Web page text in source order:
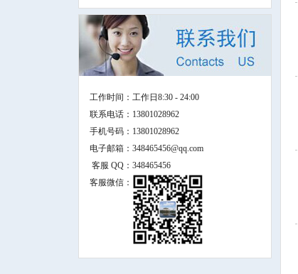
工作时间： 工作日8:30 - 24:00
联系电话： 13801028962
手机号码： 13801028962
电子邮箱： 348465456@qq.com
客服 QQ： 348465456
客服微信：